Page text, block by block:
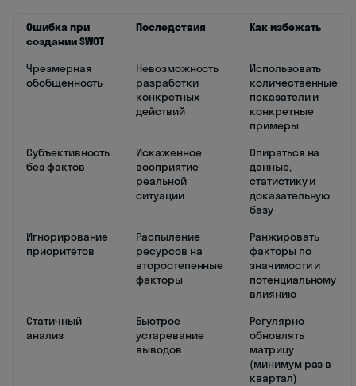
Ошибка при
создании SWOT
Последствия Как избежать
Чрезмерная
обобщенность
Невозможность
разработки
конкретных
действий
Использовать
количественные
показатели и
конкретные
примеры
Субъективность
без фактов
Искаженное
восприятие
реальной
ситуации
Опираться на
данные,
статистику и
доказательную
базу
Игнорирование
приоритетов
Распыление
ресурсов на
второстепенные
факторы
Ранжировать
факторы по
значимости и
потенциальному
влиянию
Статичный
анализ
Быстрое
устаревание
выводов
Регулярно
обновлять
матрицу
(минимум раз в
квартал)